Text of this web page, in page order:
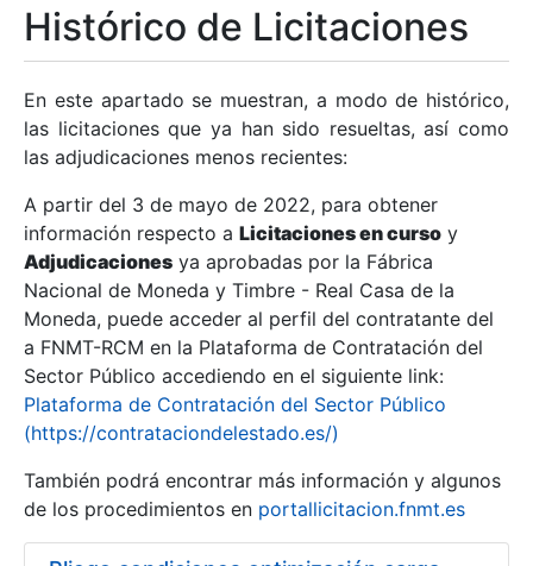
Mostrar/Ocultar
Mostrar/Ocultar
Mostrar/Ocultar
Histórico de Licitaciones
En este apartado se muestran, a modo de histórico,
las licitaciones que ya han sido resueltas, así como
las adjudicaciones menos recientes:
A partir del 3 de mayo de 2022, para obtener
información respecto a Licitaciones en curso y
Adjudicaciones ya aprobadas por la Fábrica
Nacional de Moneda y Timbre - Real Casa de la
Moneda, puede acceder al perfil del contratante del
a FNMT-RCM en la Plataforma de Contratación del
Sector Público accediendo en el siguiente link:
Plataforma de Contratación del Sector Público
(https://contrataciondelestado.es/)
También podrá encontrar más información y algunos
de los procedimientos en portallicitacion.fnmt.es